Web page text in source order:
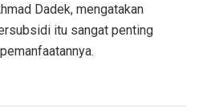
Dadek, mengatakan
itu sangat penting